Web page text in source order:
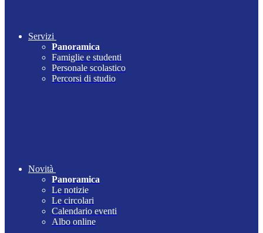
Servizi
Panoramica
Famiglie e studenti
Personale scolastico
Percorsi di studio
Novità
Panoramica
Le notizie
Le circolari
Calendario eventi
Albo online